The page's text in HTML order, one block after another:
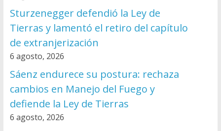
Sturzenegger defendió la Ley de
Tierras y lamentó el retiro del capítulo
de extranjerización
6 agosto, 2026
Sáenz endurece su postura: rechaza
cambios en Manejo del Fuego y
defiende la Ley de Tierras
6 agosto, 2026